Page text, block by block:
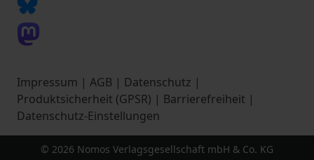
Impressum | AGB | Datenschutz |
Produktsicherheit (GPSR) | Barrierefreiheit |
Datenschutz-Einstellungen
© 2026 Nomos Verlagsgesellschaft mbH & Co. KG